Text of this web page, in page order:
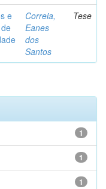
e
Correia,
Eanes
dos
Santos
Tese
1
1
1